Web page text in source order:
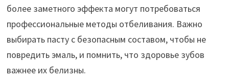
более заметного эффекта могут потребоваться
профессиональные методы отбеливания. Важно
выбирать пасту с безопасным составом, чтобы не
повредить эмаль, и помнить, что здоровье зубов
важнее их белизны.